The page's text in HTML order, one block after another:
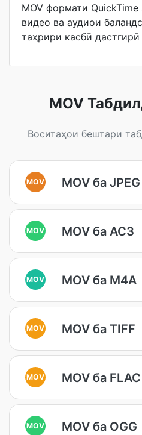
MOV формати QuickTime
видео ва аудиои
таҳрири касбӣ
MOV
Воситаҳои бештари
MOV MOV ба JPEG
MOV MOV ба AC3
MOV MOV ба M4A
MOV MOV ба TIFF
MOV MOV ба FLAC
MOV MOV ба OGG